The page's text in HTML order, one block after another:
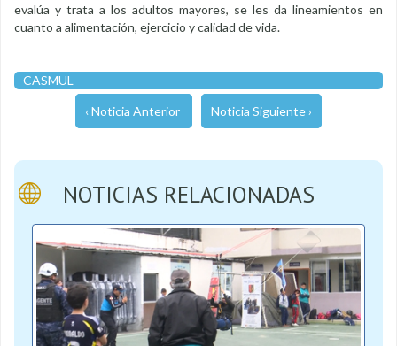
evalúa y trata a los adultos mayores, se les da lineamientos en
cuanto a alimentación, ejercicio y calidad de vida.
CASMUL
‹ Noticia Anterior Noticia Siguiente ›
NOTICIAS RELACIONADAS